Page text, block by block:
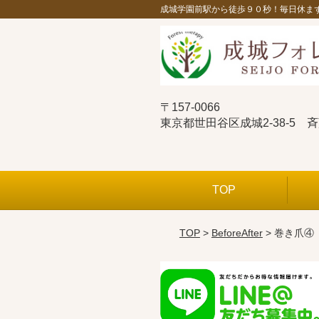
成城学園前駅から徒歩９０秒！毎日休
〒157-0066
東京都世田谷区成城2-38-5
TOP
TOP> BeforeAfter> 巻き爪④